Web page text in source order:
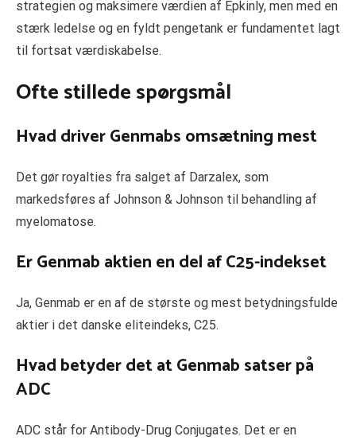
strategien og maksimere værdien af Epkinly, men med en
stærk ledelse og en fyldt pengetank er fundamentet lagt
til fortsat værdiskabelse.
Ofte stillede spørgsmål
Hvad driver Genmabs omsætning mest
Det gør royalties fra salget af Darzalex, som
markedsføres af Johnson & Johnson til behandling af
myelomatose.
Er Genmab aktien en del af C25-indekset
Ja, Genmab er en af de største og mest betydningsfulde
aktier i det danske eliteindeks, C25.
Hvad betyder det at Genmab satser på
ADC
ADC står for Antibody-Drug Conjugates. Det er en